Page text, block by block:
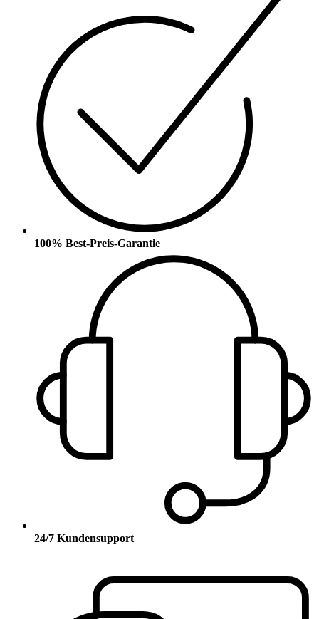
100% Best-Preis-Garantie
24/7 Kundensupport